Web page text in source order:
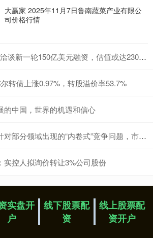
大赢家 2025年11月7日鲁南蔬菜产业有限公
司价格行情
新一轮150亿美元融资，估值或达2300亿美元
转债上涨0.97%，转股溢价率53.7%
的中国，世界的机遇和信心
的“内卷式”竞争问题，市场监管部门将加强反垄断和反不正当竞争执法
实控人拟询价转让3%公司股份
实盘开
户
线下股票配
资
线上股票配
资开户